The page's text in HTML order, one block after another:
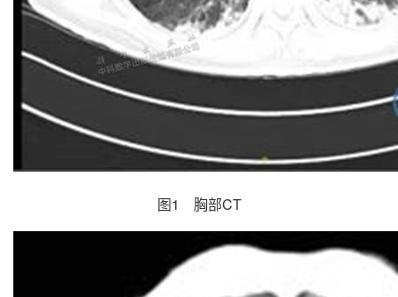
图1 胸部CT